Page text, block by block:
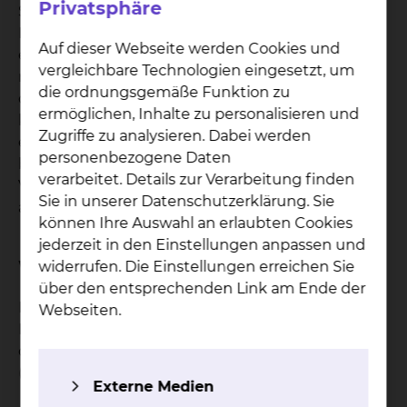
Schwellung schmerzfrei. In Einzelfällen kann der
eine sofortige Operation notwendig. Alle Kinder
mit einer Leistenhernie müssen operiert werden,
da sich der Bruch nicht von selbst verschließen
kann. Im Gegensatz dazu werden Jungen mit
einem Wasserbruch bis zum 1. Geburtstag
beobachtet. Denn ein Wasserbruch, der eine feine
Verbindung vom Bauchraum zum Hodensäcken
aufweist, kann sich von allein verschließen.
Welche Ziele hat die Operation?
Das Ziel der Operation ist es, den offenen
oder auch das Einklemmen von Bauchorganen
Privatsphäre
Auf dieser Webseite werden Cookies und
vergleichbare Technologien eingesetzt, um
die ordnungsgemäße Funktion zu
ermöglichen, Inhalte zu personalisieren und
Zugriffe zu analysieren. Dabei werden
personenbezogene Daten
verarbeitet. Details zur Verarbeitung finden
Sie in unserer Datenschutzerklärung. Sie
können Ihre Auswahl an erlaubten Cookies
jederzeit in den Einstellungen anpassen und
widerrufen. Die Einstellungen erreichen Sie
über den entsprechenden Link am Ende der
Webseiten.
Externe Medien